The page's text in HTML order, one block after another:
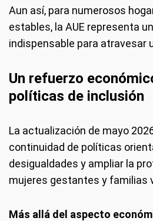
Aun así, para numerosos
estables, la AUE representa
indispensable para atravesar
Un refuerzo
políticas de inclusión
La actualización de mayo
continuidad de políticas
desigualdades y ampliar la
mujeres gestantes y familias
Más allá del aspecto